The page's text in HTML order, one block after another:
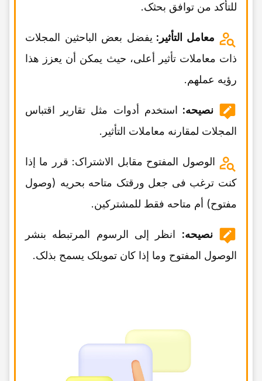
للتأکد من توافق بحثک.
معامل التأثیر: یفضل بعض الباحثین المجلات
ذات معاملات تأثیر أعلى، حیث یمکن أن یعزز هذا
رؤیه عملهم.
نصیحه: استخدم أدوات مثل تقاریر اقتباس
المجلات لمقارنه معاملات التأثیر.
الوصول المفتوح مقابل الاشتراک: قرر ما إذا
کنت ترغب فی جعل ورقتک متاحه بحریه (وصول
مفتوح) أم متاحه فقط للمشترکین.
نصیحه: انظر إلى الرسوم المرتبطه بنشر
الوصول المفتوح وما إذا کان تمویلک یسمح بذلک.